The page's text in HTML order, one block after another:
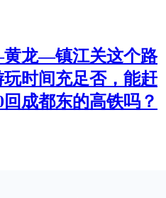
龙—镇江关这个路
时间充足否，能赶
成都东的高铁吗？